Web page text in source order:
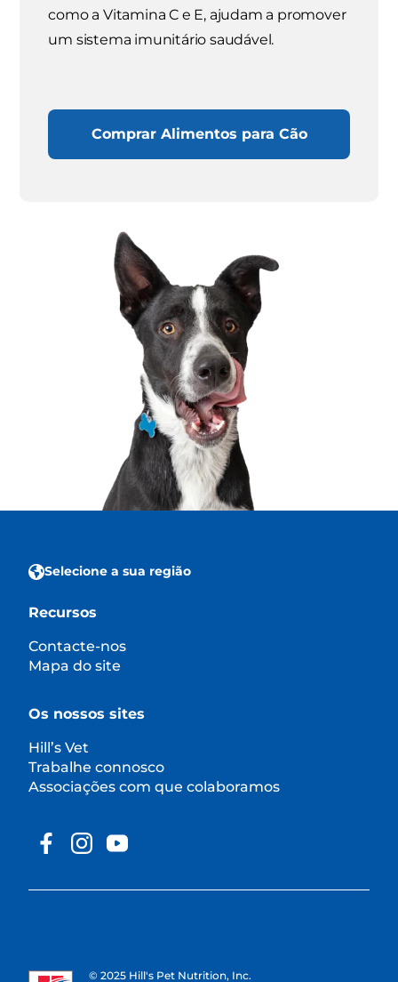
como a Vitamina C e E, ajudam a promover
um sistema imunitário saudável.
Comprar Alimentos para Cão
Selecione a sua região
Recursos
Contacte-nos
Mapa do site
Os nossos sites
Hill’s Vet
Trabalhe connosco
Associações com que colaboramos
© 2025 Hill's Pet Nutrition, Inc.